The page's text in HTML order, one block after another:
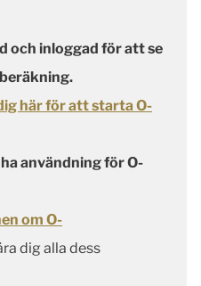
och inloggad för att se
här för att starta O-
användning för O-
om O-
dig alla dess